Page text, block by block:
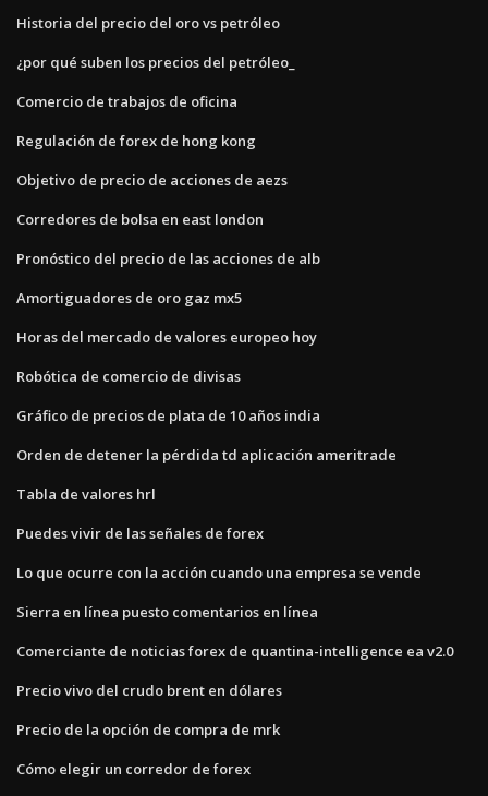
Historia del precio del oro vs petróleo
¿por qué suben los precios del petróleo_
Comercio de trabajos de oficina
Regulación de forex de hong kong
Objetivo de precio de acciones de aezs
Corredores de bolsa en east london
Pronóstico del precio de las acciones de alb
Amortiguadores de oro gaz mx5
Horas del mercado de valores europeo hoy
Robótica de comercio de divisas
Gráfico de precios de plata de 10 años india
Orden de detener la pérdida td aplicación ameritrade
Tabla de valores hrl
Puedes vivir de las señales de forex
Lo que ocurre con la acción cuando una empresa se vende
Sierra en línea puesto comentarios en línea
Comerciante de noticias forex de quantina-intelligence ea v2.0
Precio vivo del crudo brent en dólares
Precio de la opción de compra de mrk
Cómo elegir un corredor de forex